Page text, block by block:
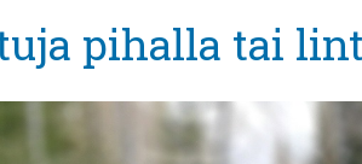
pihalla tai